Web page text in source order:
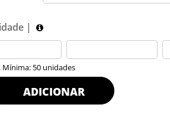
|
50 unidades
ADICIONAR